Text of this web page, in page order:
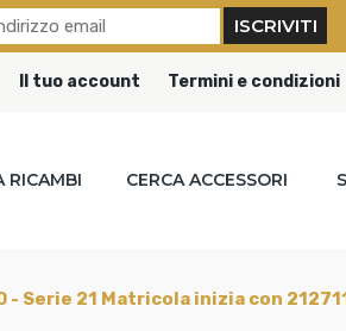
Il tuo account Termini e condizioni
RICAMBI CERCA ACCESSORI
Serie 21 Matricola inizia con